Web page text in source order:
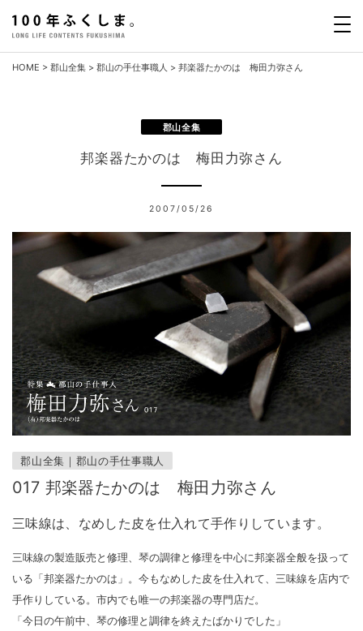
content
HOME > 郡山全集 > 郡山の手仕事職人 > 邦楽器たかのは 梅田力弥さん
郡山全集
邦楽器たかのは 梅田力弥さん
2007/05/26
郡山全集｜郡山の手仕事職人
017 邦楽器たかのは 梅田力弥さん
三味線は、なめした皮を仕入れて手作りしています。
三味線の製造販売と修理、琴の調律と修理を中心に邦楽器全般を扱って
いる「邦楽器たかのは」。今もなめした皮を仕入れて、三味線を店内で
手作りしている。市内でも唯一の邦楽器の専門店だ。
「今日の午前中、琴の修理と調律を終えたばかりでした」